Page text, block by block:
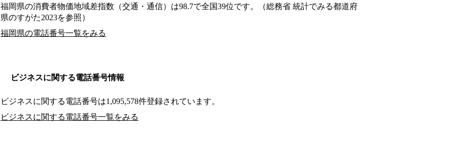
福岡県の消費者物価地域差指数（交通・通信）は98.7で全国39位です。（総務省 統計でみる都道府
県のすがた2023を参照）
福岡県の電話番号一覧をみる
ビジネスに関する電話番号情報
ビジネスに関する電話番号は1,095,578件登録されています。
ビジネスに関する電話番号一覧をみる